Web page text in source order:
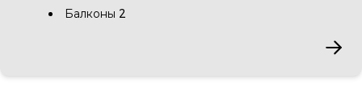
Балконы 2